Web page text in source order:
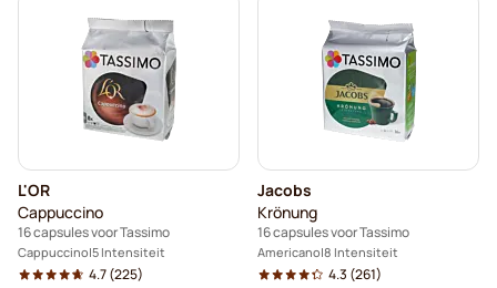
L'OR
Cappuccino
16 capsules voor Tassimo
Cappuccino 5 Intensiteit
4.7(225)
Jacobs
Krönung
16 capsules voor Tassimo
Americano 8 Intensiteit
4.3 (261)